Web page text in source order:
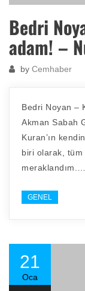
Bedri
adam! –
by Cemhaber
Bedri Noyan –
Akman Sabah
Kuran’ın
biri olarak,
meraklandım.…
GENEL
21
Oca